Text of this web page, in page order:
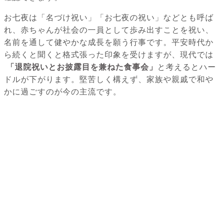
お七夜は「名づけ祝い」「お七夜の祝い」などとも呼ば
れ、赤ちゃんが社会の一員として歩み出すことを祝い、
名前を通して健やかな成長を願う行事です。平安時代か
ら続くと聞くと格式張った印象を受けますが、現代では
「退院祝いとお披露目を兼ねた食事会」
と考えるとハー
ドルが下がります。堅苦しく構えず、家族や親戚で和や
かに過ごすのが今の主流です。